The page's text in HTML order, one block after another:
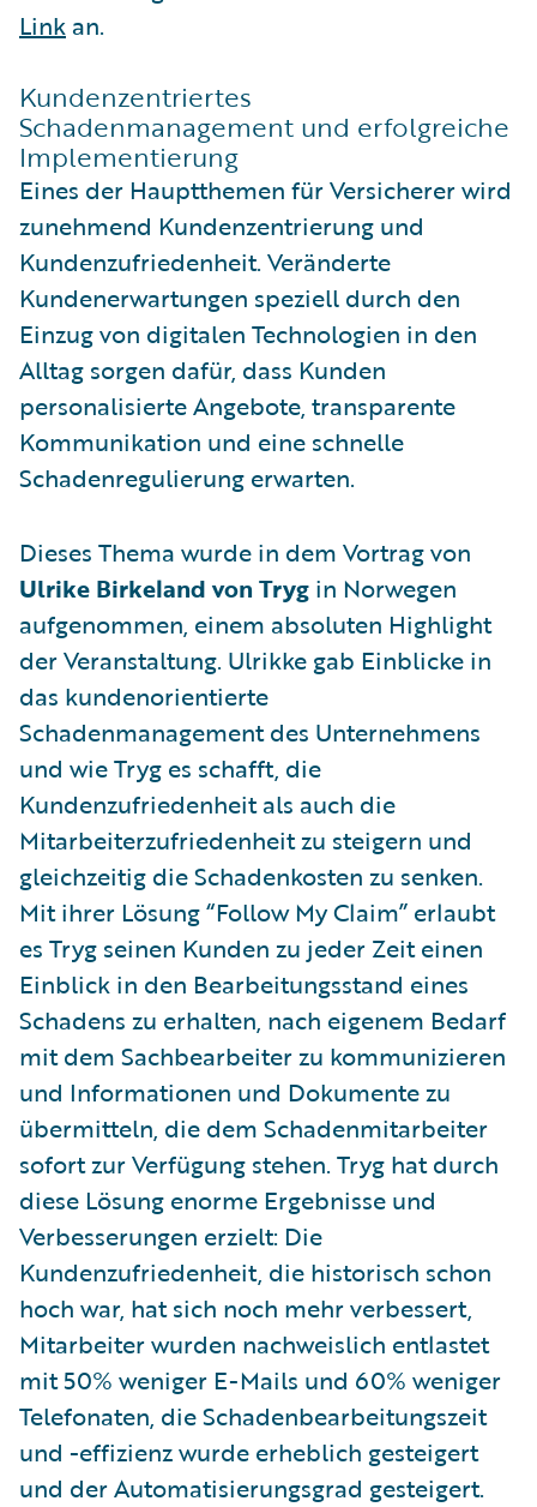
Link an.
Kundenzentriertes
Schadenmanagement und erfolgreiche
Implementierung
Eines der Hauptthemen für Versicherer wird
zunehmend Kundenzentrierung und
Kundenzufriedenheit. Veränderte
Kundenerwartungen speziell durch den
Einzug von digitalen Technologien in den
Alltag sorgen dafür, dass Kunden
personalisierte Angebote, transparente
Kommunikation und eine schnelle
Schadenregulierung erwarten.
Dieses Thema wurde in dem Vortrag von
Ulrike Birkeland von Tryg in Norwegen
aufgenommen, einem absoluten Highlight
der Veranstaltung. Ulrikke gab Einblicke in
das kundenorientierte
Schadenmanagement des Unternehmens
und wie Tryg es schafft, die
Kundenzufriedenheit als auch die
Mitarbeiterzufriedenheit zu steigern und
gleichzeitig die Schadenkosten zu senken.
Mit ihrer Lösung “Follow My Claim” erlaubt
es Tryg seinen Kunden zu jeder Zeit einen
Einblick in den Bearbeitungsstand eines
Schadens zu erhalten, nach eigenem Bedarf
mit dem Sachbearbeiter zu kommunizieren
und Informationen und Dokumente zu
übermitteln, die dem Schadenmitarbeiter
sofort zur Verfügung stehen. Tryg hat durch
diese Lösung enorme Ergebnisse und
Verbesserungen erzielt: Die
Kundenzufriedenheit, die historisch schon
hoch war, hat sich noch mehr verbessert,
Mitarbeiter wurden nachweislich entlastet
mit 50% weniger E-Mails und 60% weniger
Telefonaten, die Schadenbearbeitungszeit
und -effizienz wurde erheblich gesteigert
und der Automatisierungsgrad gesteigert.